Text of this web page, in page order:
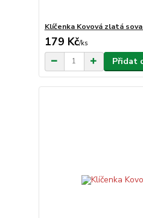
Klíčenka Kovová zlatá
179 Kč/ks
Přidat